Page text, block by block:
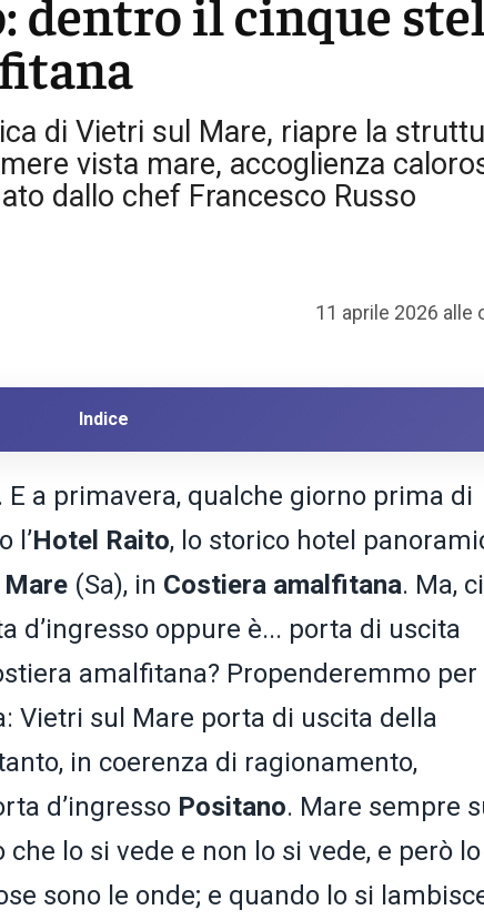
di Vietri sul Mare, riapre la
vista mare, accoglienza
dallo chef Francesco Russo
11 aprile 2026 alle
Indice
. E a primavera, qualche giorno prima di
l’Hotel Raito, lo storico hotel
(Sa), in Costiera amalfitana. Ma,
d’ingresso oppure è... porta di uscita
amalfitana? Propenderemmo per
Vietri sul Mare porta di uscita della
in coerenza di ragionamento,
d’ingresso Positano. Mare sempre
lo si vede e non lo si vede, e però
sono le onde; e quando lo si